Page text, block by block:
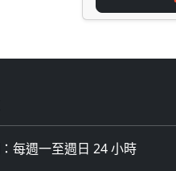
每週一至週日 24 小時